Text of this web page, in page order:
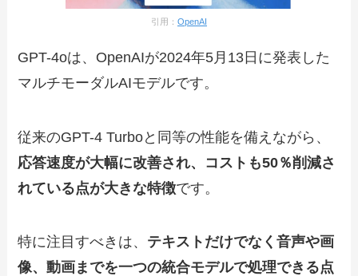
引用： OpenAI
GPT-4oは、OpenAIが2024年5月13日に発表した
マルチモーダルAIモデルです。
従来のGPT-4 Turboと同等の性能を備えながら、
応答速度が大幅に改善され、コストも50％削減さ
れている点が大きな特徴です。
特に注目すべきは、 テキストだけでなく音声や画
像、動画までを一つの統合モデルで処理できる点